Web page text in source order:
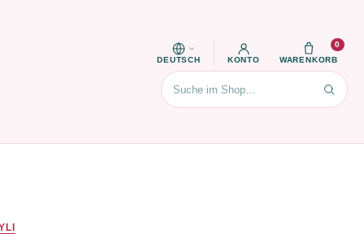
DEUTSCH KONTO WARENKORB
0
Suchen